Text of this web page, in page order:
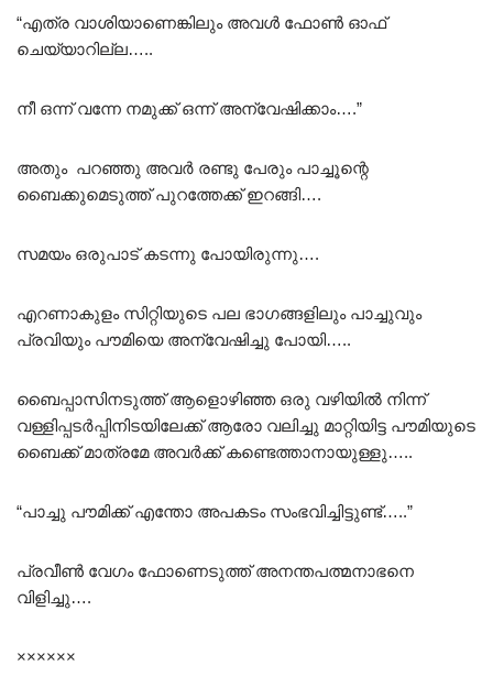
“എത്ര വാശിയാണെങ്കിലും അവൾ ഫോൺ ഓഫ്
ചെയ്യാറില്ല…..
നീ ഒന്ന് വന്നേ നമുക്ക് ഒന്ന് അന്വേഷിക്കാം….”
അതും പറഞ്ഞു അവർ രണ്ടു പേരും പാച്ചൂന്റെ
ബൈക്കുമെടുത്ത് പുറത്തേക്ക് ഇറങ്ങി….
സമയം ഒരുപാട് കടന്നു പോയിരുന്നു….
എറണാകുളം സിറ്റിയുടെ പല ഭാഗങ്ങളിലും പാച്ചുവും
പ്രവിയും പൗമിയെ അന്വേഷിച്ചു പോയി…..
ബൈപ്പാസിനടുത്ത് ആളൊഴിഞ്ഞ ഒരു വഴിയിൽ നിന്ന്
വള്ളിപ്പടർപ്പിനിടയിലേക്ക് ആരോ വലിച്ചു മാറ്റിയിട്ട പൗമിയുടെ
ബൈക്ക് മാത്രമേ അവർക്ക് കണ്ടെത്താനായുള്ളു…..
“പാച്ചു പൗമിക്ക് എന്തോ അപകടം സംഭവിച്ചിട്ടുണ്ട്…..”
പ്രവീൺ വേഗം ഫോണെടുത്ത് അനന്തപത്മനാഭനെ
വിളിച്ചു….
××××××